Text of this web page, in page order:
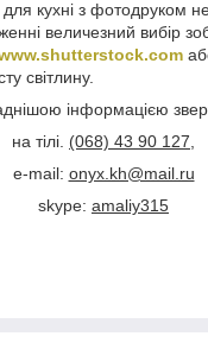
кухні з фотодруком
величезний вибір
світлину.
інформацією
на тілі. (068) 43 90 127
e-mail: onyx.kh@mail.ru
skype: amaliy315